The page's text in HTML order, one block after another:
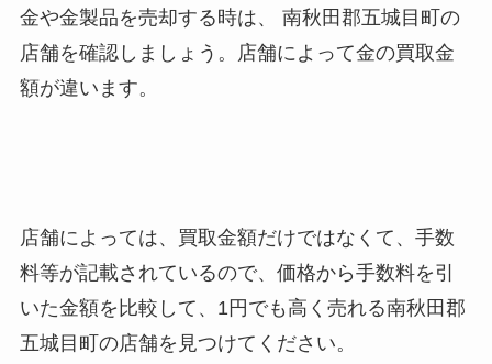
金や金製品を売却する時は、 南秋田郡五城目町 の
店舗を確認しましょう。店舗によって金の買取金
額が違います。
店舗によっては、買取金額だけではなくて、手数
料等が記載されているので、価格から手数料を引
いた金額を比較して、1円でも高く売れる南秋田郡
五城目町 の店舗を見つけてください。